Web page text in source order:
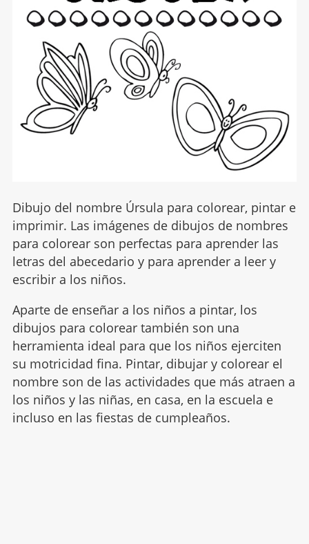
Dibujo del nombre Úrsula para colorear, pintar e
imprimir. Las imágenes de dibujos de nombres
para colorear son perfectas para aprender las
letras del abecedario y para aprender a leer y
escribir a los niños.
Aparte de enseñar a los niños a pintar, los
dibujos para colorear también son una
herramienta ideal para que los niños ejerciten
su motricidad fina. Pintar, dibujar y colorear el
nombre son de las actividades que más atraen a
los niños y las niñas, en casa, en la escuela e
incluso en las fiestas de cumpleaños.